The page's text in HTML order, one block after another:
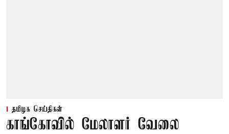
தமிழக செய்திகள்
காங்கோவில் மேலாளர் வேலை